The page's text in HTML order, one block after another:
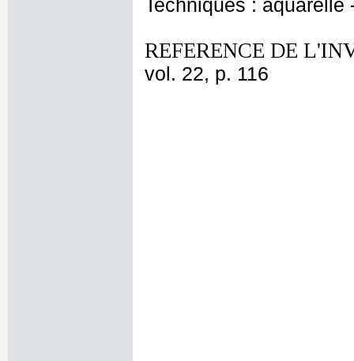
Techniques :
REFERENCE DE
vol. 22, p. 116